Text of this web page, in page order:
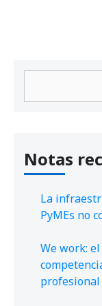
Notas
La
PyMEs no
We work:
profesional